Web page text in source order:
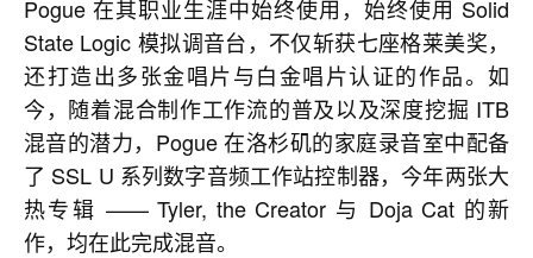
Pogue 在其职业生涯中始终使用，始终使用 Solid
State Logic 模拟调音台，不仅斩获七座格莱美奖，
还打造出多张金唱片与白金唱片认证的作品。如
今，随着混合制作工作流的普及以及深度挖掘 ITB
混音的潜力，Pogue 在洛杉矶的家庭录音室中配备
了 SSL U 系列数字音频工作站控制器，今年两张大
热专辑 —— Tyler, the Creator 与 Doja Cat 的新
作，均在此完成混音。